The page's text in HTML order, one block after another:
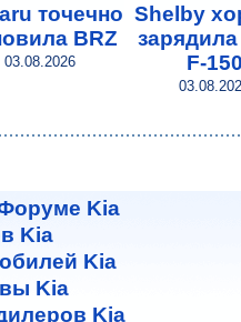
точечно
BRZ
03.08.2026
Shelby
F-
Kia
Kia
Kia
Kia
Kia